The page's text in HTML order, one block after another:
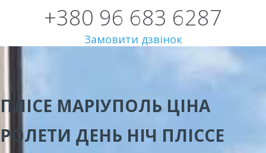
+380 96 683 6287
Замовити дзвінок
ПЛІСЕ МАРІУПОЛЬ ЦІНА
РОЛЕТИ ДЕНЬ НІЧ ПЛІССЕ